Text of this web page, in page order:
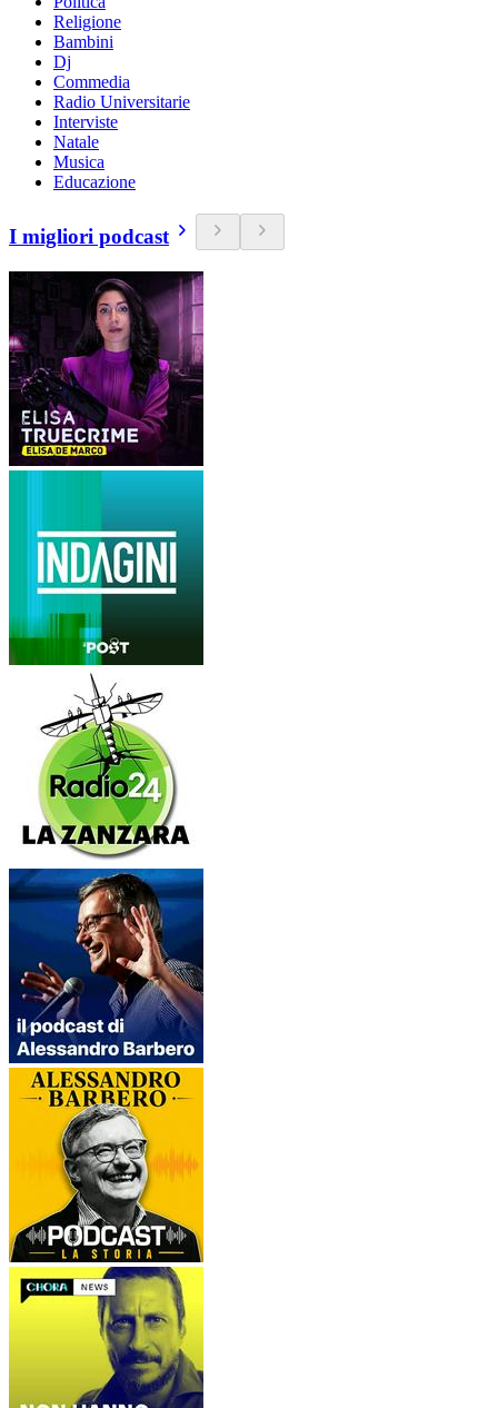
Religione
Bambini
Dj
Commedia
Radio Universitarie
Interviste
Natale
Musica
Educazione
I migliori podcast